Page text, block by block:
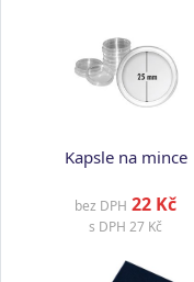
Kapsle na mince
bez DPH 22 Kč
s DPH 27 Kč